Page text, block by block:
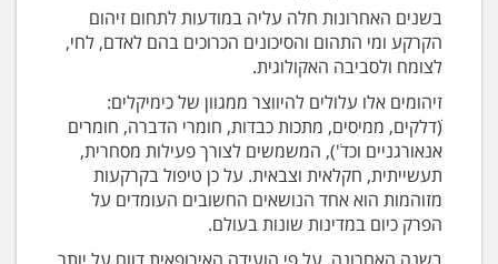
בשנים האחרונות חלה עליה במודעות לתחום זיהום
הקרקע ומי התהום והסיכונים הכרוכים בהם לאדם, לחי,
לצומח ולסביבה האקולוגית.
זיהומים אלו עלולים להיווצר ממגוון של כימיקלים:
(ׁׁדלקים, ממיסים, מתכות כבדות, חומרי הדברה, חומרים
אנאורגניים וכד'ׂ), המשמשים לצורך פעילות מסחרית,
תעשייתית, חקלאית וצבאית. על כן טיפול בקרקעות
מזוהמות הוא אחד הנושאים החשובים העומדים על
הפרק כיום במדינות שונות בעולם.
בשנה האחרונה, על פי הועידה האירופאית דווח על יותר